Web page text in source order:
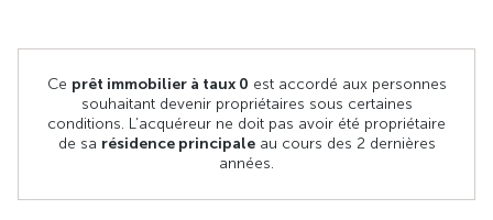
Ce prêt immobilier à taux 0 est accordé aux personnes
souhaitant devenir propriétaires sous certaines
conditions. L’acquéreur ne doit pas avoir été propriétaire
de sa résidence principaleau cours des 2 dernières
années.